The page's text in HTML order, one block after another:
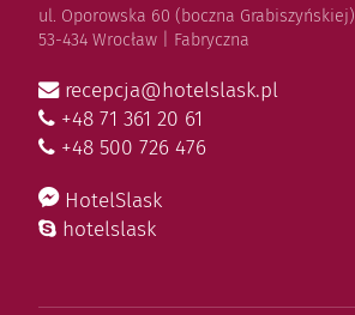
ul. Oporowska 60 (boczna Grabiszyńskiej)
53-434 Wrocław | Fabryczna
recepcja@hotelslask.pl
+48 71 361 20 61
+48 500 726 476
HotelSlask
hotelslask